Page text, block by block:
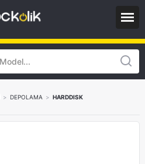
> DEPOLAMA > HARDDISK